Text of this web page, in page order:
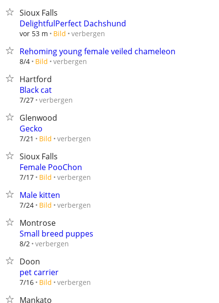
Sioux Falls
DelightfulPerfect Dachshund
vor 53 m Bild verbergen
Rehoming young female veiled chameleon
8/4 Bild verbergen
Hartford
Black cat
7/27 verbergen
Glenwood
Gecko
7/21 Bild verbergen
Sioux Falls
Female PooChon
7/17 Bild verbergen
Male kitten
7/24 Bild verbergen
Montrose
Small breed puppes
8/2 verbergen
Doon
pet carrier
7/16 Bild verbergen
Mankato